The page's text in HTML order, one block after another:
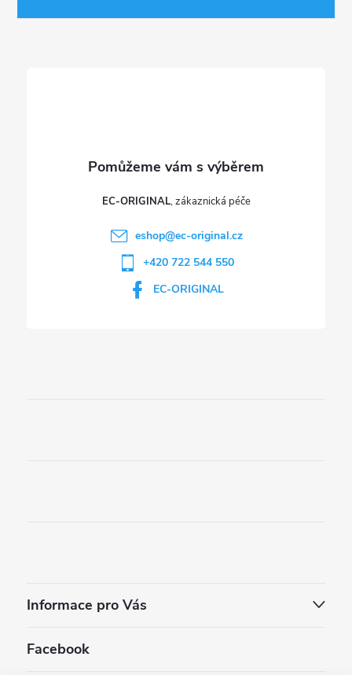
EC-ORIGINAL
eshop@ec-original.cz
+420 722 544 550
EC-ORIGINAL
Informace pro Vás
Facebook